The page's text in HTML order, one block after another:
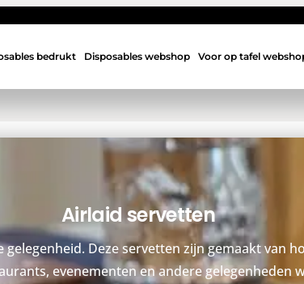
bedrukt Disposables webshop Voor op tafel
Airlaid servetten
Deze servetten zijn gemaakt van
evenementen en andere gelegenheden